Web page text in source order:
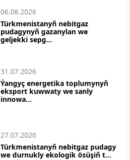
06.08.2026
Türkmenistanyň nebitgaz
pudagynyň gazanylan we
geljekki sepg...
31.07.2026
Ýangyç energetika toplumynyň
eksport kuwwaty we sanly
innowa...
27.07.2026
Türkmenistanyň nebitgaz pudagy
we durnukly ekologik ösüşiň t...